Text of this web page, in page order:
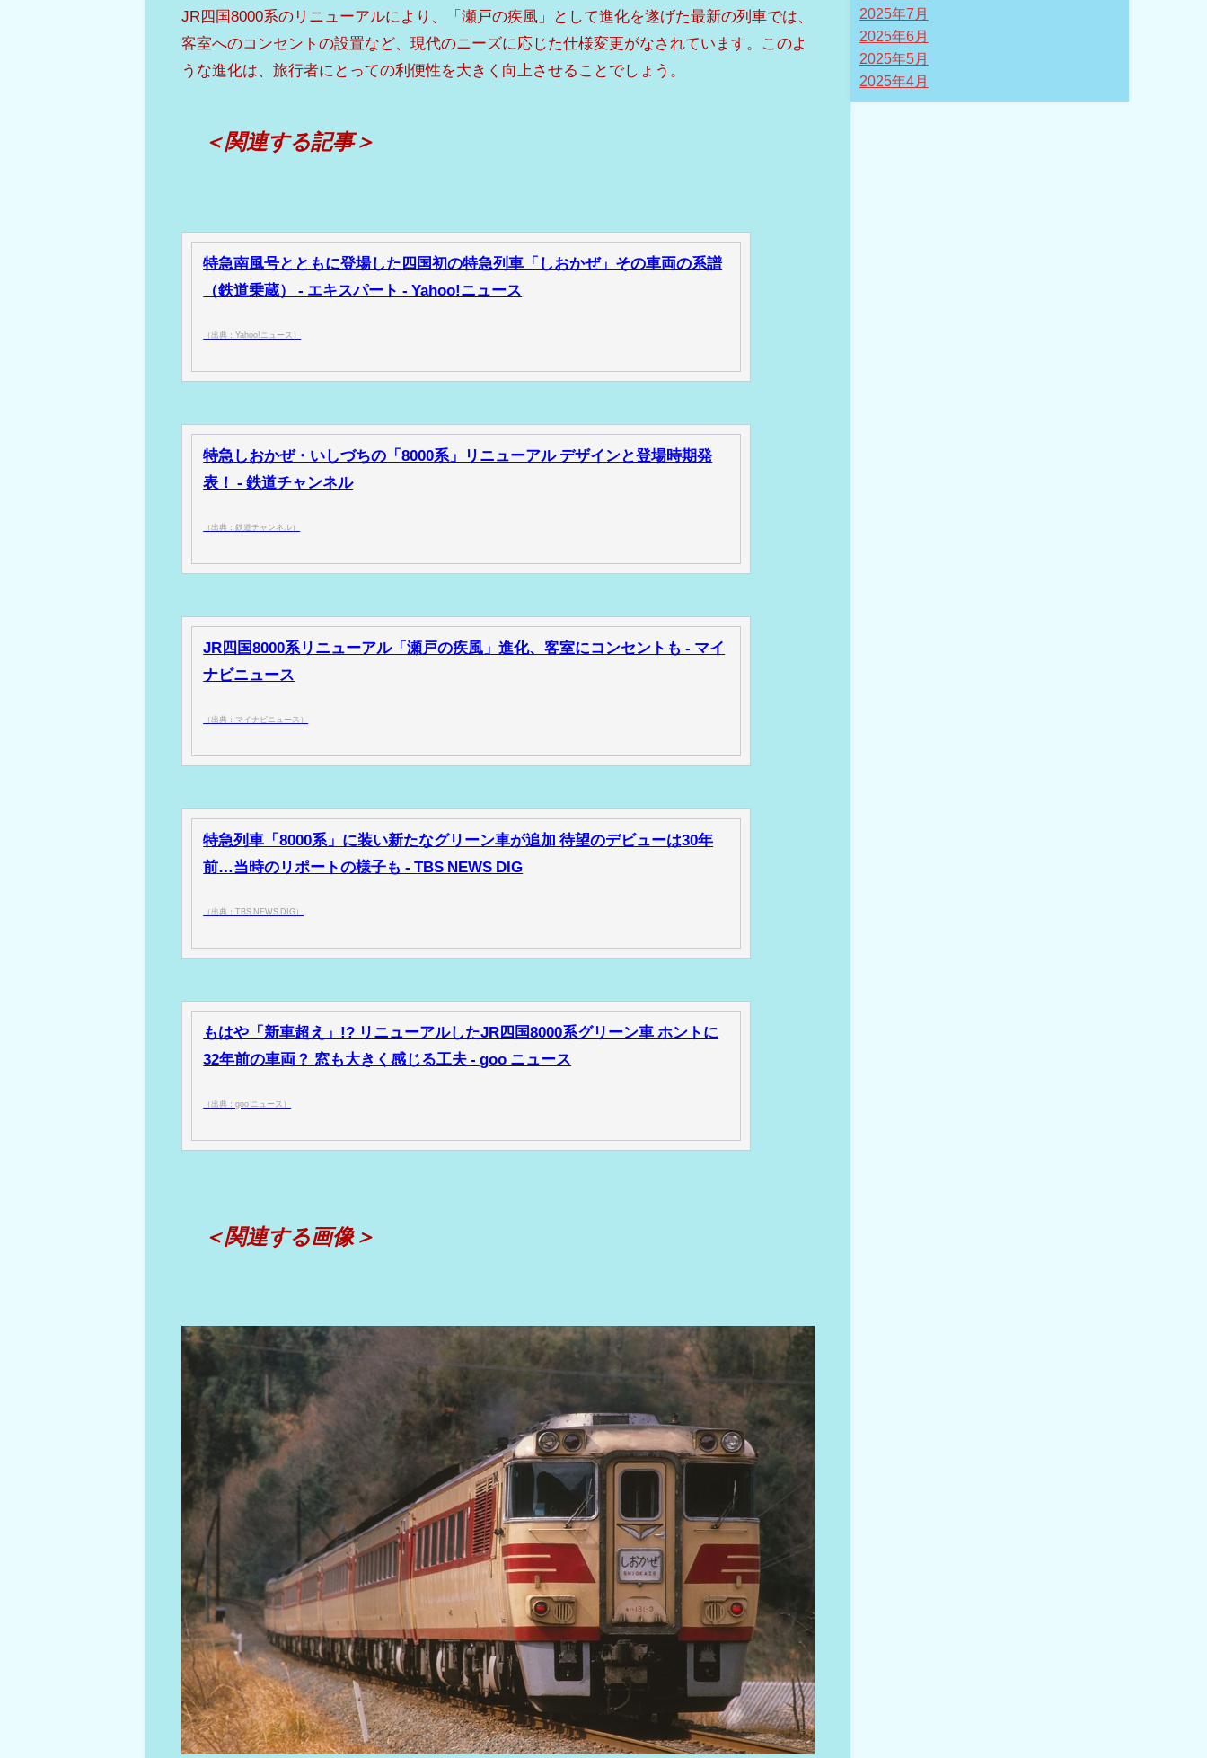
JR四国8000系のリニューアルにより、「瀬戸の疾風」として進化を遂げた最新の列車では、
客室へのコンセントの設置など、現代のニーズに応じた仕様変更がなされています。このよ
うな進化は、旅行者にとっての利便性を大きく向上させることでしょう。
＜関連する記事＞
特急南風号とともに登場した四国初の特急列車「しおかぜ」その車両の系譜
（鉄道乗蔵） - エキスパート - Yahoo!ニュース
（出典：Yahoo!ニュース）
特急しおかぜ・いしづちの「8000系」リニューアル デザインと登場時期発
表！ - 鉄道チャンネル
（出典：鉄道チャンネル）
JR四国8000系リニューアル「瀬戸の疾風」進化、客室にコンセントも - マイ
ナビニュース
（出典：マイナビニュース）
特急列車「8000系」に装い新たなグリーン車が追加 待望のデビューは30年
前…当時のリポートの様子も - TBS NEWS DIG
（出典：TBS NEWS DIG）
もはや「新車超え」!? リニューアルしたJR四国8000系グリーン車 ホントに
32年前の車両？ 窓も大きく感じる工夫 - goo ニュース
（出典：goo ニュース）
＜関連する画像＞
2025年7月
2025年6月
2025年5月
2025年4月